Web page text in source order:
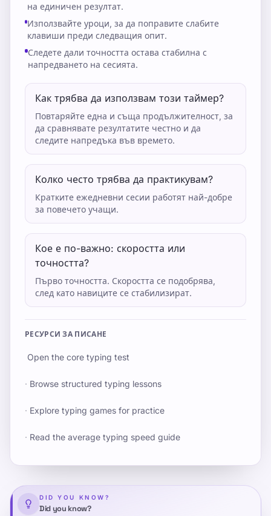
на единичен резултат.
Използвайте уроци, за да поправите слабите
клавиши преди следващия опит.
Следете дали точността остава стабилна с
напредването на сесията.
Как трябва да използвам този таймер?
Повтаряйте една и съща продължителност, за
да сравнявате резултатите честно и да
следите напредъка във времето.
Колко често трябва да практикувам?
Кратките ежедневни сесии работят най-добре
за повечето учащи.
Кое е по-важно: скоростта или
точността?
Първо точността. Скоростта се подобрява,
след като навиците се стабилизират.
РЕСУРСИ ЗА ПИСАНЕ
Open the core typing test
· Browse structured typing lessons
· Explore typing games for practice
· Read the average typing speed guide
DID YOU KNOW?
Did you know?